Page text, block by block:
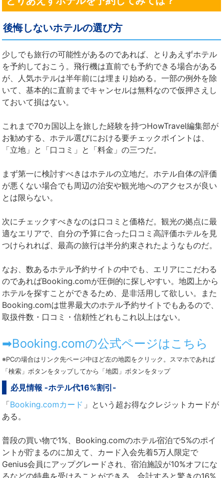
後悔しないホテルの選び方
少しでも旅行の可能性があるのであれば、とりあえずホテル
を予約しておこう。飛行機は直前でも予約できる場合がある
が、人気ホテルは半年前には埋まり始める。一部の例外を除
いて、基本的に直前までキャンセルは無料なので仮押さえし
ておいて損はない。
これまで70カ国以上を旅した経験を持つHowTravel編集部が
お勧めする、ホテル選びにおける要チェックポイントは、
「立地」と「口コミ」と「料金」の三つだ。
まず第一に検討すべきはホテルの立地だ。ホテル自体の評価
が悪くない場合でも周辺の治安や観光地へのアクセスが良い
とは限らない。
次にチェックすべきなのは口コミと価格だ。観光の拠点に最
適なエリアで、自分の予算に合った口コミ高評価ホテルを見
つけられれば、最高の旅行は半分約束されたようなものだ。
なお、数あるホテル予約サイトの中でも、エリアにこだわる
のであればBooking.comが圧倒的に探しやすい。地図上から
ホテルを探すことができるため、是非活用して欲しい。また
Booking.comは世界最大のホテル予約サイトでもあるので、
取扱件数・口コミ・信頼性どれもこれ以上はない。
➡Booking.comの公式ページはこちら
※PCの場合はリンク先ページ中ほど左の地図をクリック。スマホであれば
「検索」ボタンをタップしてから「地図」ボタンをタップ
必見情報 -ホテル代16%割引-
「Booking.comカード 」という超お得なクレジットカードが
ある。
普段の買い物で1%、Booking.comのホテル宿泊で5%のポイ
ントが貯まるのに加えて、カード入会先着5万人限定で
Genius会員にアップグレードされ、宿泊施設が10%オフにな